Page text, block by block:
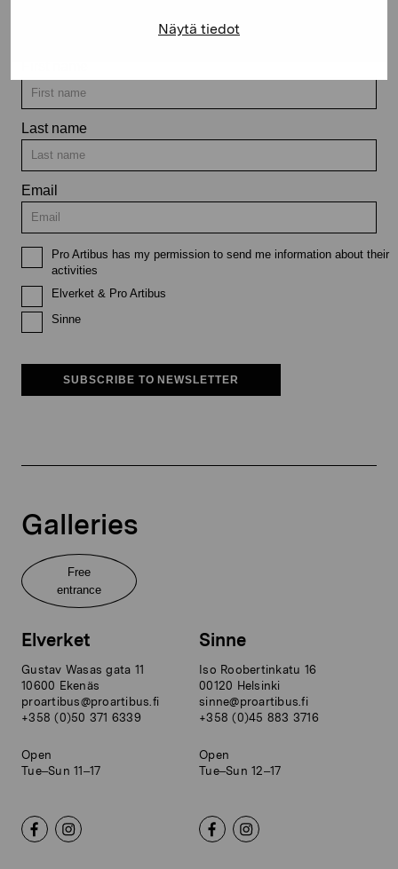
Näytä tiedot
Last name
Email
Pro Artibus has my permission to send me information about their
activities
Elverket & Pro Artibus
Sinne
SUBSCRIBE TO NEWSLETTER
Galleries
Free
entrance
Elverket
Gustav Wasas gata 11
10600 Ekenäs
proartibus@proartibus.fi
+358 (0)50 371 6339
Open
Tue–Sun 11–17
Sinne
Iso Roobertinkatu 16
00120 Helsinki
sinne@proartibus.fi
+358 (0)45 883 3716
Open
Tue–Sun 12–17